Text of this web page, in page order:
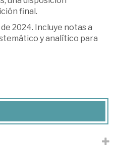
final.
2024. Incluye notas a
y analítico para